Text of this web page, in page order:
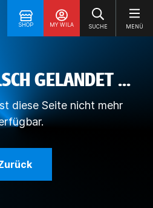
SHOP MY WILA SUCHE MENÜ
GELANDET ...
diese Seite nicht mehr